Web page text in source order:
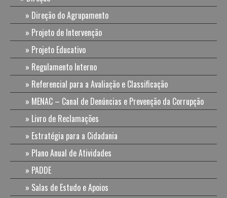
Direção do Agrupamento
Projeto de Intervenção
Projeto Educativo
Regulamento Interno
Referencial para a Avaliação e Classificação
MENAC – Canal de Denúncias e Prevenção da Corrupção
Livro de Reclamações
Estratégia para a Cidadania
Plano Anual de Atividades
PADDE
Salas de Estudo e Apoios